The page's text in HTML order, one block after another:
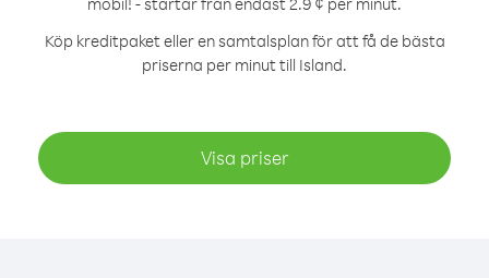
Köp kreditpaket eller en samtalsplan för att få de bästa
priserna per minut till Island.
Visa priser